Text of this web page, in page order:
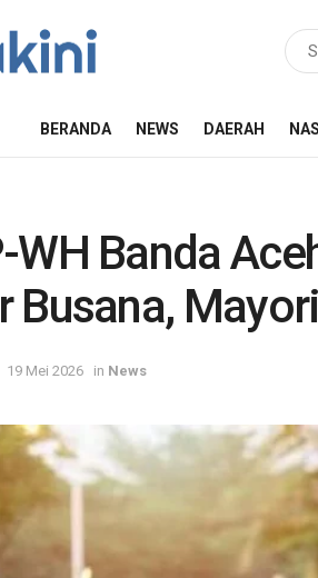
BERANDA NEWS DAERAH
WH Banda
Busana,
19 Mei 2026 in News